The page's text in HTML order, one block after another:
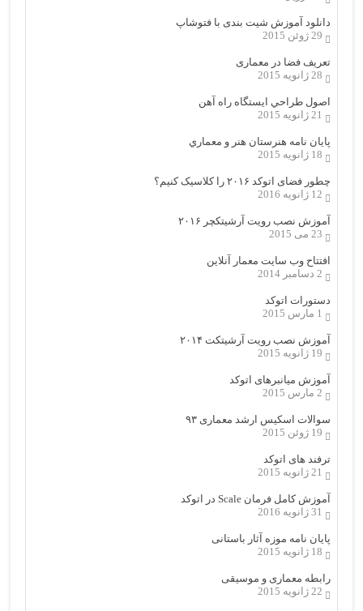
دانلود آموزش شیت بندی با فتوشاپ
29 ژوئن 2015
تعریف فضا در معماری
28 ژانویه 2015
اصول طراحي ایستگاه راه آهن
21 ژانویه 2015
پایان نامه هنرستان هنر و معماري
18 ژانویه 2015
چطور فضای اتوکد ۲۰۱۶ را کلاسیک کنیم؟
12 ژانویه 2016
آموزش نصب رویت آرشیتکچر ۲۰۱۶
23 می 2015
افتتاح وب سایت معمار آنلاین
2 دسامبر 2014
دستورات اتوکد
1 مارس 2015
آموزش نصب رویت آرشیتکت ۲۰۱۴
19 ژانویه 2015
آموزش میانبرهای اتوکد
2 مارس 2015
سوالات اسکیس ارشد معماری ۹۳
19 ژوئن 2015
ترفند های اتوکد
21 ژانویه 2015
آموزش کامل فرمان Scale در اتوکد
31 ژانویه 2016
پایان نامه موزه آثار باستانی
18 ژانویه 2015
رابطه معماری و موسیقی
22 ژانویه 2015